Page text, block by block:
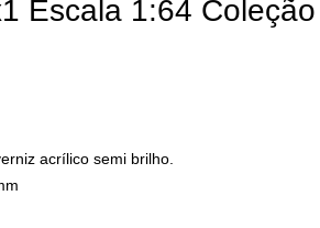
Escala 1:64 Coleção
acrílico semi brilho.